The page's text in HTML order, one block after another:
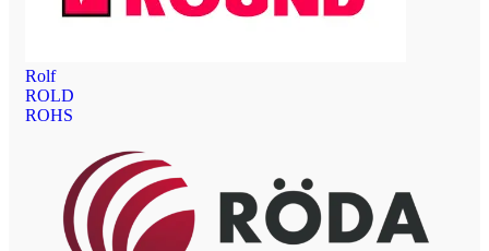
Rolf
ROLD
ROHS